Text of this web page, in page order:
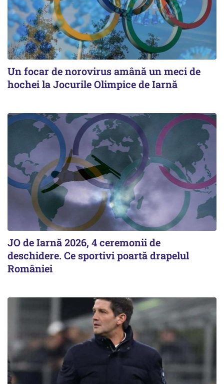
Un focar de norovirus amână un meci de
hochei la Jocurile Olimpice de Iarnă
JO de Iarnă 2026, 4 ceremonii de
deschidere. Ce sportivi poartă drapelul
României